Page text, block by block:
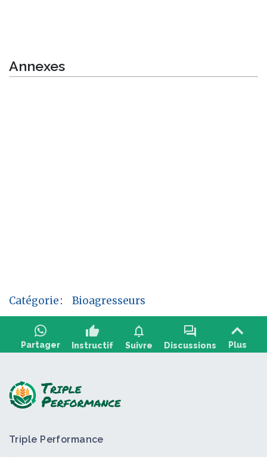
Annexes
Catégorie: Bioagresseurs
Partager
thumb_up
Instructif
notifications
Suivre
forum
Discussions Plus
Triple Performance